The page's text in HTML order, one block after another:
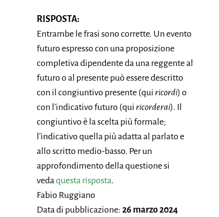
RISPOSTA:
Entrambe le frasi sono corrette. Un evento
futuro espresso con una proposizione
completiva dipendente da una reggente al
futuro o al presente può essere descritto
con il congiuntivo presente (qui ricordi) o
con l’indicativo futuro (qui ricorderai). Il
congiuntivo è la scelta più formale;
l’indicativo quella più adatta al parlato e
allo scritto medio-basso. Per un
approfondimento della questione si
vedaquesta risposta.
Fabio Ruggiano
Data di pubblicazione: 26 marzo 2024